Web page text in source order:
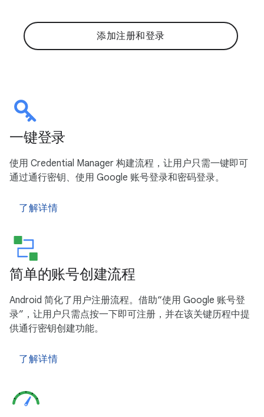
添加注册和登录
一键登录
使用 Credential Manager 构建流程，让用户只需一键即可
通过通行密钥、使用 Google 账号登录和密码登录。
了解详情
简单的账号创建流程
Android 简化了用户注册流程。借助“使用 Google 账号登
录”，让用户只需点按一下即可注册，并在该关键历程中提
供通行密钥创建功能。
了解详情